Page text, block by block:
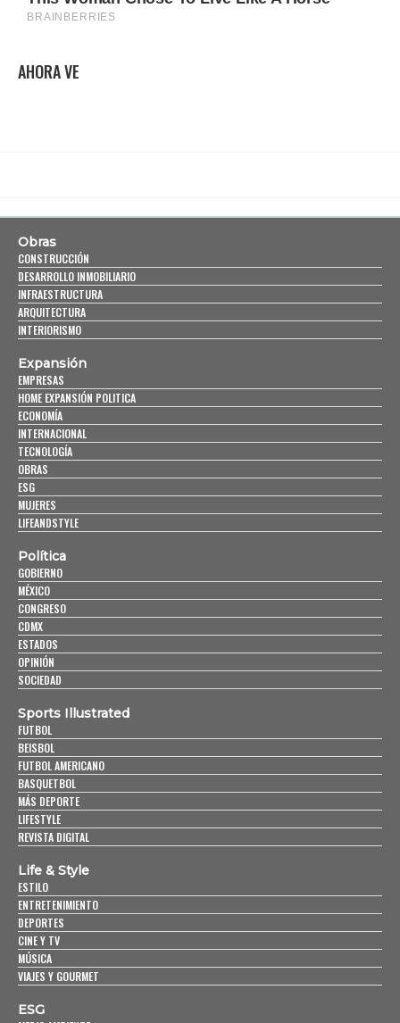
AHORA VE
Obras
CONSTRUCCIÓN
DESARROLLO INMOBILIARIO
INFRAESTRUCTURA
ARQUITECTURA
INTERIORISMO
Expansión
EMPRESAS
HOME EXPANSIÓN POLITICA
ECONOMÍA
INTERNACIONAL
TECNOLOGÍA
OBRAS
ESG
MUJERES
LIFEANDSTYLE
Política
GOBIERNO
MÉXICO
CONGRESO
CDMX
ESTADOS
OPINIÓN
SOCIEDAD
Sports Illustrated
FUTBOL
BEISBOL
FUTBOL AMERICANO
BASQUETBOL
MÁS DEPORTE
LIFESTYLE
REVISTA DIGITAL
Life & Style
ESTILO
ENTRETENIMIENTO
DEPORTES
CINE Y TV
MÚSICA
VIAJES Y GOURMET
ESG